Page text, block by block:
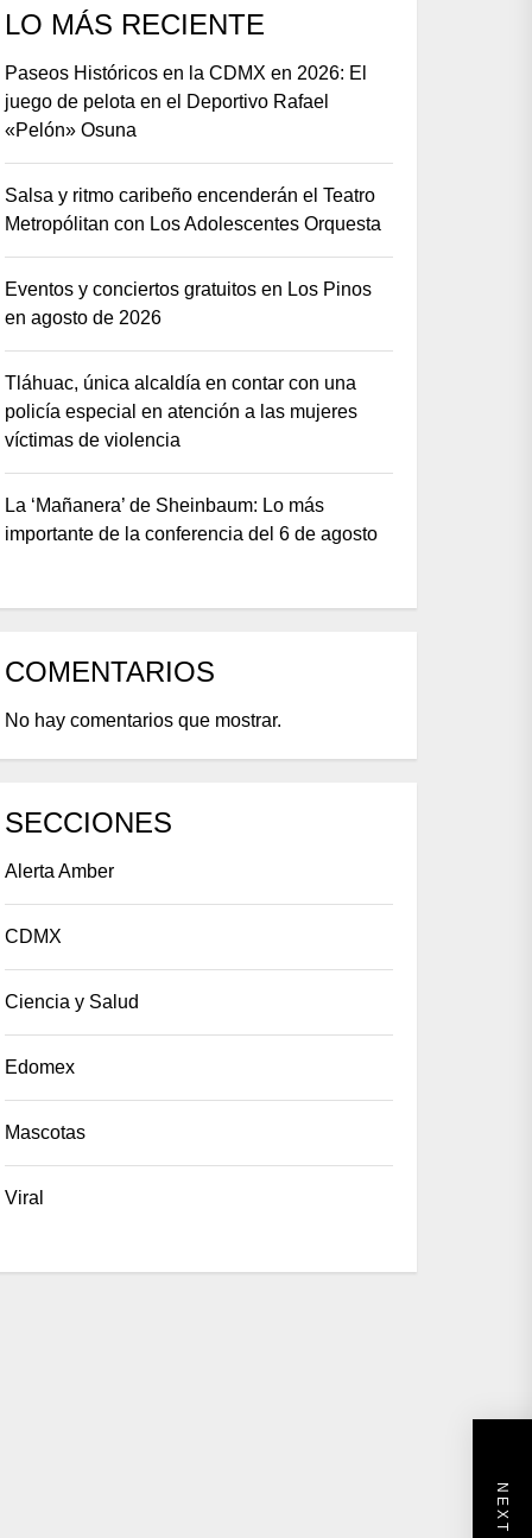
LO MÁS RECIENTE
Paseos Históricos en la CDMX en 2026: El
juego de pelota en el Deportivo Rafael
«Pelón» Osuna
Salsa y ritmo caribeño encenderán el Teatro
Metropólitan con Los Adolescentes Orquesta
Eventos y conciertos gratuitos en Los Pinos
en agosto de 2026
Tláhuac, única alcaldía en contar con una
policía especial en atención a las mujeres
víctimas de violencia
La ‘Mañanera’ de Sheinbaum: Lo más
importante de la conferencia del 6 de agosto
COMENTARIOS
No hay comentarios que mostrar.
SECCIONES
Alerta Amber
CDMX
Ciencia y Salud
Edomex
Mascotas
Viral